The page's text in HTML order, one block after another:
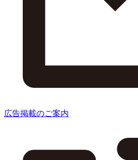
広告掲載のご案内